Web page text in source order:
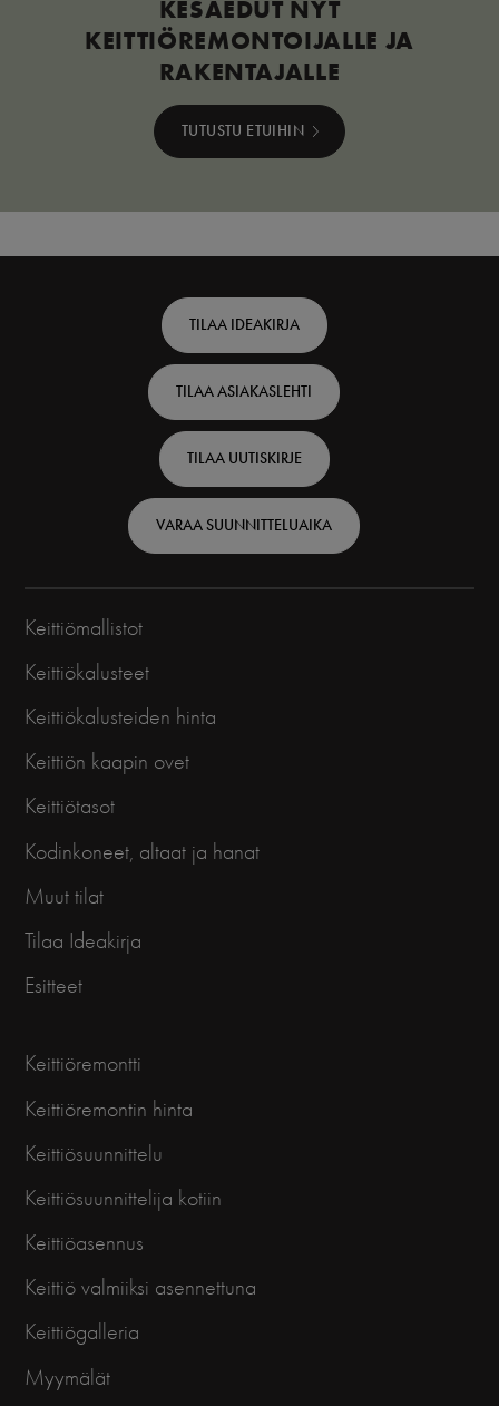
KESÄEDUT NYT
KEITTIÖREMONTOIJALLE JA
RAKENTAJALLE
TUTUSTU ETUIHIN
Finnish
TILAA IDEAKIRJA
TILAA ASIAKASLEHTI
TILAA UUTISKIRJE
VARAA SUUNNITTELUAIKA
Keittiömallistot
Keittiökalusteet
Keittiökalusteiden hinta
Keittiön kaapin ovet
Keittiötasot
Kodinkoneet, altaat ja hanat
Muut tilat
Tilaa Ideakirja
Esitteet
Keittiöremontti
Keittiöremontin hinta
Keittiösuunnittelu
Keittiösuunnittelija kotiin
Keittiöasennus
Keittiö valmiiksi asennettuna
Keittiögalleria
Myymälät